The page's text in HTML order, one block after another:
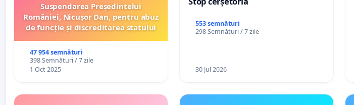
Suspendarea Președintelui
României, Nicușor Dan, pentru abuz
de funcție și discreditarea statului
47 954 semnături
398 Semnături / 7 zile
1 Oct 2025
553 semnături
298 Semnături / 7 zile
30 Jul 2026